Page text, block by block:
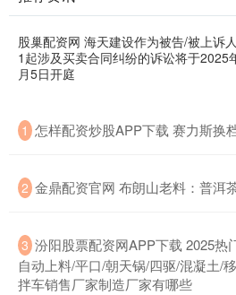
股巢配资网 海天建设作为被告/被上诉
1起涉及买卖合同纠纷的诉讼将于2025
月5日开庭
1 怎样配资炒股APP下载 赛力斯换
2 金鼎配资官网 布朗山老料：普洱
3 汾阳股票配资网APP下载 2025热
自动上料/平口/朝天锅/四驱/混凝土/
拌车销售厂家制造厂家有哪些